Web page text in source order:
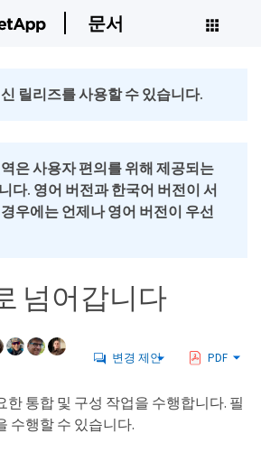
문서
릴리즈를 사용할 수 있습니다.
은 사용자 편의를 위해 제공되는
다. 영어 버전과 한국어 버전이 서
우에는 언제나 영어 버전이 우선
넘어갑니다
변경 제안 PDF
한 통합 및 구성 작업을 수행합니다. 필
수행할 수 있습니다.